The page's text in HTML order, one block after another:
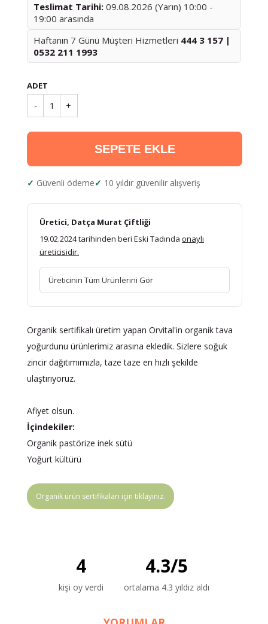
Teslimat Tarihi: 09.08.2026 (Yarın) 10:00 -
19:00 arasında
Haftanın 7 Günü Müşteri Hizmetleri 444 3 157 |
0532 211 1993
ADET
- 1 +
SEPETE EKLE
Güvenli ödeme 10 yıldır güvenilir alışveriş
Üretici, Datça Murat Çiftliği
19.02.2024 tarihinden beri Eski Tadında onaylı
üreticisidir.
Üreticinin Tüm Ürünlerini Gör
Organik sertifikalı üretim yapan Orvital'in organik tava
yoğurdunu ürünlerimiz arasına ekledik. Sizlere soğuk
zincir dağıtımımızla, taze taze en hızlı şekilde
ulaştırıyoruz.
Afiyet olsun.
İçindekiler:
Organik pastörize inek sütü
Yoğurt kültürü
Organik ürün sertifikaları için tıklayınız.
4
kişi oy verdi
4.3/5
ortalama 4.3 yıldız aldı